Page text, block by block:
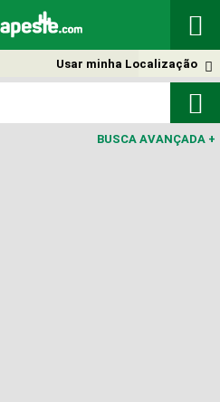


Usar minha Localização

BUSCA AVANÇADA +